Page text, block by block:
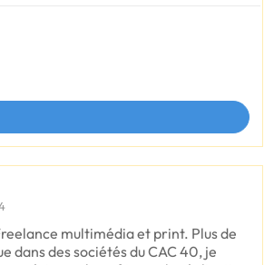
multimédia et print. Plus de
dans des sociétés du CAC 40, je